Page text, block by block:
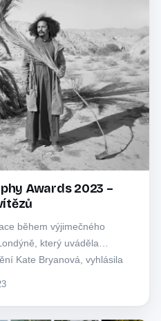
Awards 2023 –
během výjimečného
který uváděla
Kate Bryanová, vyhlásila